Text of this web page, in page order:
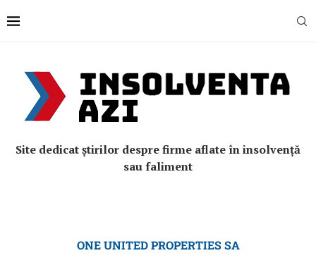
Site dedicat știrilor despre firme aflate în insolvență
sau faliment
ONE UNITED PROPERTIES SA